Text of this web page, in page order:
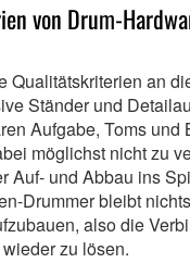
von Drum-
Qualitätskriterien an
Ständer und
Aufgabe, Toms und
möglichst nicht zu
Auf- und Abbau ins
Drummer bleibt
also die
zu lösen.